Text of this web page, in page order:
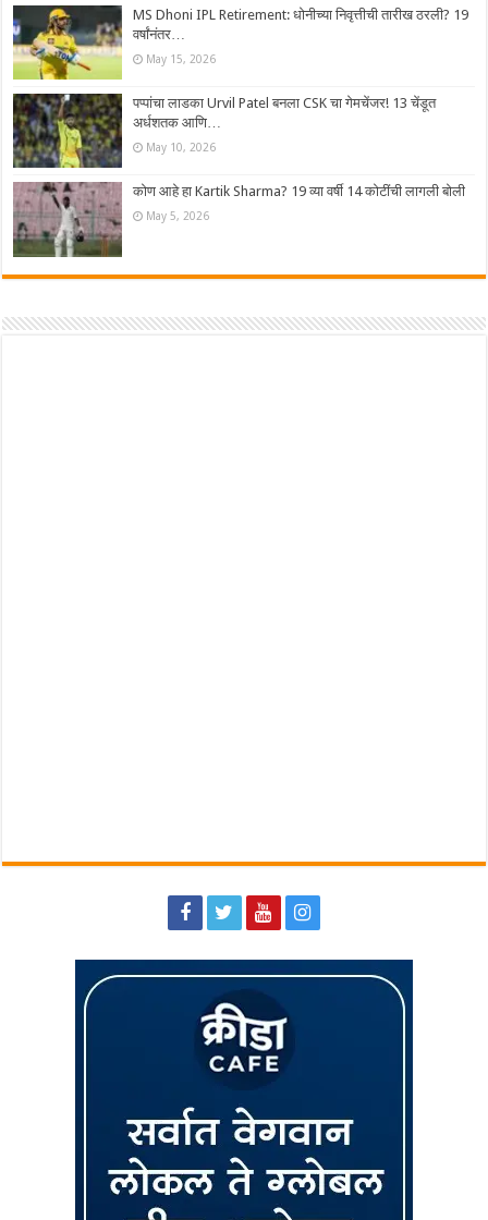
MS Dhoni IPL Retirement: धोनीच्या निवृत्तीची तारीख ठरली? 19
वर्षांनंतर…
May 15, 2026
पप्पांचा लाडका Urvil Patel बनला CSK चा गेमचेंजर! 13 चेंडूत
अर्धशतक आणि…
May 10, 2026
कोण आहे हा Kartik Sharma? 19 व्या वर्षी 14 कोटींची लागली बोली
May 5, 2026